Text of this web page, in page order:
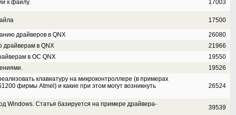
к файлу. 17003
17500
драйверов в QNX
26080
драйверам в QNX
21966
в ОС QNX
19550
19526
клавиатуру на микроконтроллере (в примерах
фирмы Atmel) и какие при этом могут возникнуть
26524
Windows. Статья базируется на примере драйвера-
39539